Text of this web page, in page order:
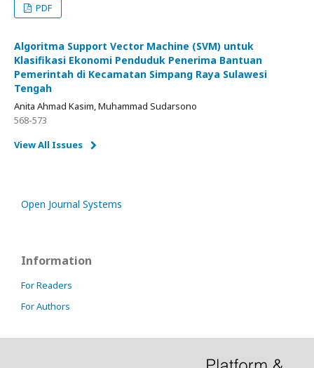
PDF
Algoritma Support Vector Machine (SVM) untuk
Klasifikasi Ekonomi Penduduk Penerima Bantuan
Pemerintah di Kecamatan Simpang Raya Sulawesi
Tengah
Anita Ahmad Kasim, Muhammad Sudarsono
568-573
View All Issues
Open Journal Systems
Information
For Readers
For Authors